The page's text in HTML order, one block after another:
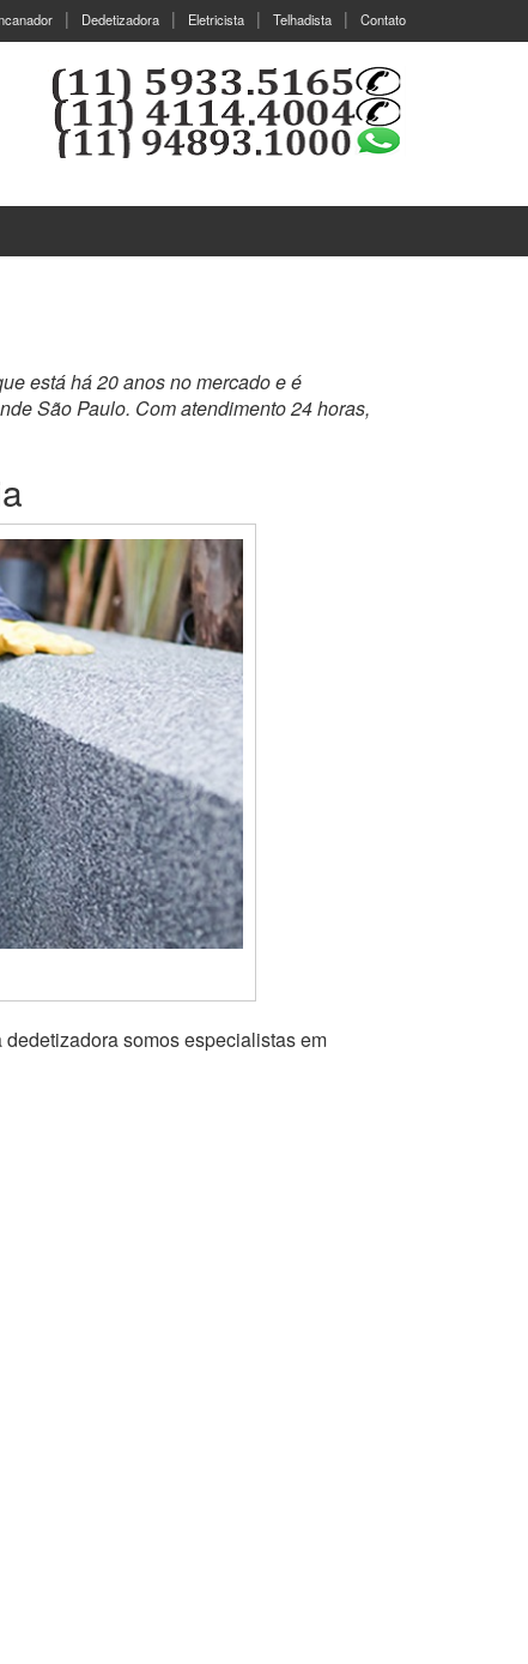
Dedetizadora Eletricista Telhadista Contato
está há 20 anos no mercado e é
São Paulo. Com atendimento 24 horas,
somos especialistas em